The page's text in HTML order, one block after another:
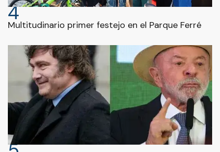
4
Multitudinario primer festejo en el Parque Ferré